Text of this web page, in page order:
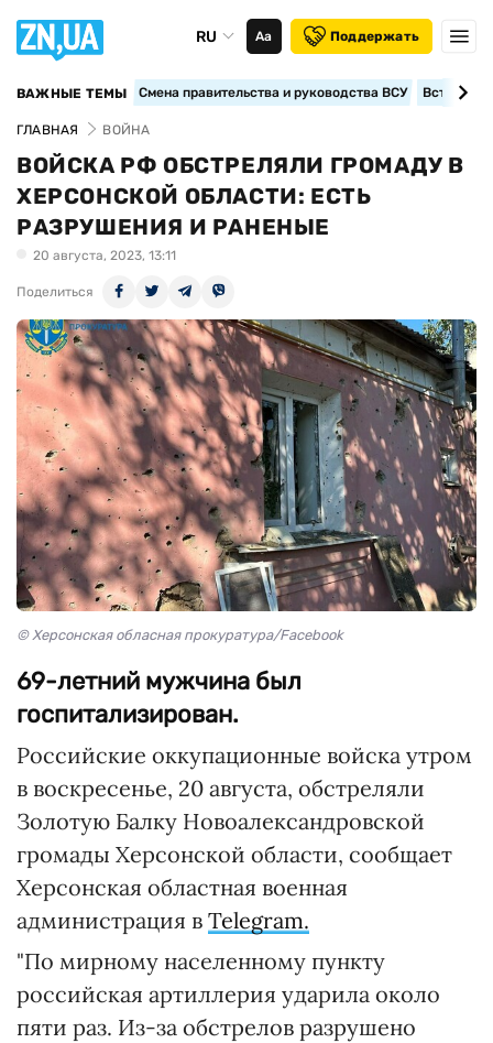
RU Аа Поддержать
ВАЖНЫЕ ТЕМЫ Смена правительства и руководства ВСУ
ГЛАВНАЯ ВОЙНА
ВОЙСКА РФ ОБСТРЕЛЯЛИ ГРОМАДУ В
ХЕРСОНСКОЙ ОБЛАСТИ: ЕСТЬ
РАЗРУШЕНИЯ И РАНЕНЫЕ
20 августа, 2023, 13:11
Поделиться
© Херсонская обласная прокуратура/Facebook
69-летний мужчина был
госпитализирован.
Российские оккупационные войска утром
в воскресенье, 20 августа, обстреляли
Золотую Балку Новоалександровской
громады Херсонской области, сообщает
Херсонская областная военная
администрация в Telegram.
"По мирному населенному пункту
российская артиллерия ударила около
пяти раз. Из-за обстрелов разрушено